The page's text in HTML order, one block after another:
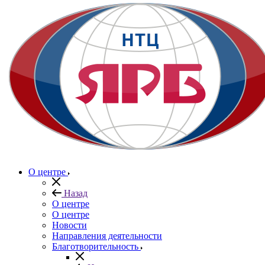
О центре
Назад
О центре
О центре
Новости
Направления деятельности
Благотворительность